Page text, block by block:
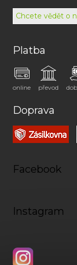
072
Chcete vědět o
Platba
online převod
Doprava
Facebook
Instagram